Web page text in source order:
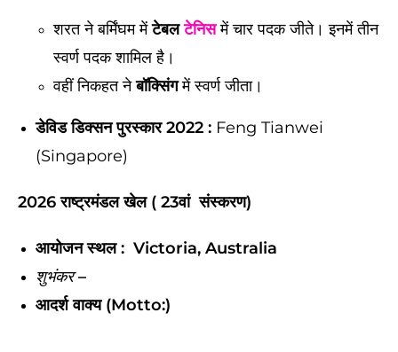
शरत ने बर्मिंघम मेंटेबलटेनिसमें चार पदक जीते। इनमें तीन
स्वर्ण पदक शामिल है।
वहीं निकहत नेबॉक्सिंगमें स्वर्ण जीता।
डेविड डिक्सन पुरस्कार 2022 : Feng Tianwei
(Singapore)
2026 राष्ट्रमंडल खेल( 23वां संस्करण)
आयोजन स्थल : Victoria, Australia
शुभंकर–
आदर्श वाक्य (Motto:)